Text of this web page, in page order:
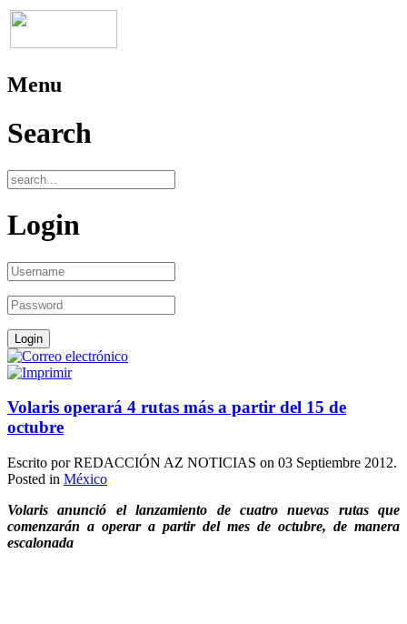
Menu
Search
Login
Volaris operará 4 rutas más a partir del 15 de
octubre
Escrito por REDACCIÓN AZ NOTICIAS on 03 Septiembre 2012.
Posted in México
Volaris anunció el lanzamiento de cuatro nuevas rutas que
comenzarán a operar a partir del mes de octubre, de manera
escalonada